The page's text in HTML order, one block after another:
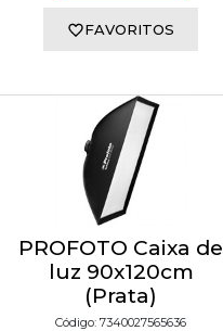
FAVORITOS
PROFOTO Caixa de
luz 90x120cm
(Prata)
Código: 7340027565636